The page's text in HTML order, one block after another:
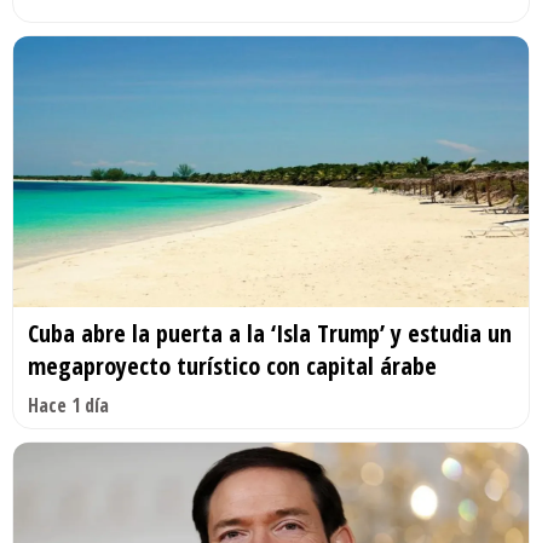
Cuba abre la puerta a la ‘Isla Trump’ y estudia un
megaproyecto turístico con capital árabe
Hace 1 día